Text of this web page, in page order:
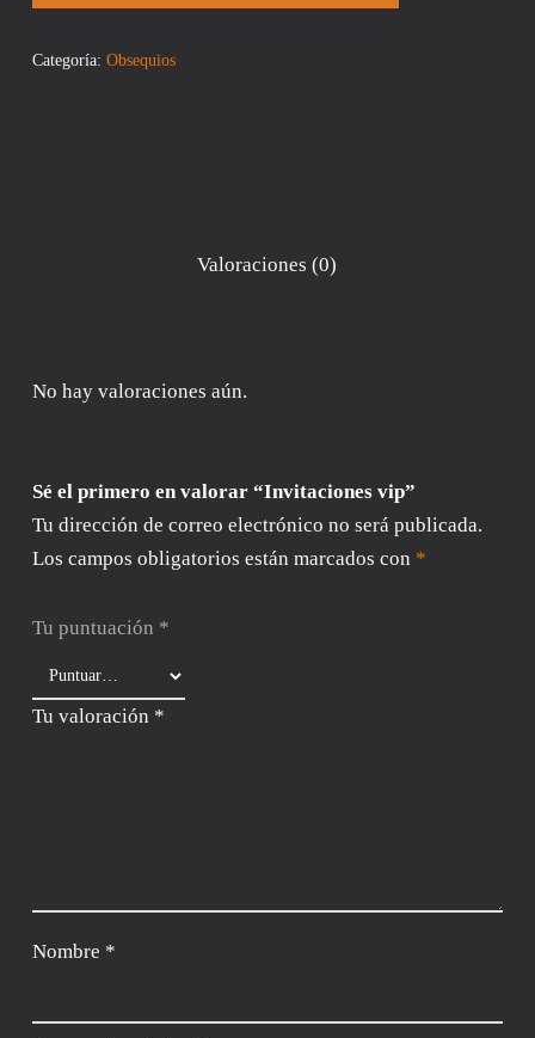
Categoría: Obsequios
Valoraciones (0)
No hay valoraciones aún.
Sé el primero en valorar “Invitaciones vip”
Tu dirección de correo electrónico no será publicada.
Los campos obligatorios están marcados con *
Tu puntuación *
Tu valoración *
Nombre *